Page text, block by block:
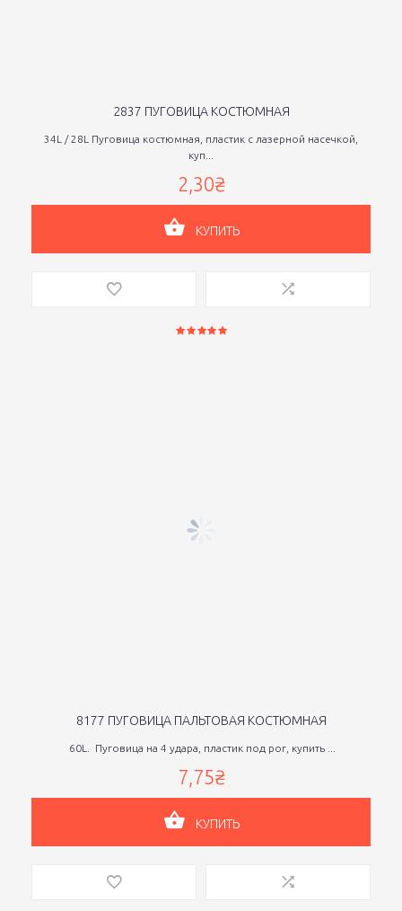
2837 ПУГОВИЦА КОСТЮМНАЯ
34L / 28L Пуговица костюмная, пластик с лазерной насечкой,
куп...
2,30₴
КУПИТЬ
8177 ПУГОВИЦА ПАЛЬТОВАЯ КОСТЮМНАЯ
60L. Пуговица на 4 удара, пластик под рог, купить ...
7,75₴
КУПИТЬ